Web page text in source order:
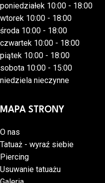
poniedziałek 10:00 - 18:00
wtorek 10:00 - 18:00
środa 10:00 - 18:00
czwartek 10:00 - 18:00
piątek 10:00 - 18:00
sobota 10:00 - 15:00
niedziela nieczynne
MAPA STRONY
O nas
Tatuaż - wyraź siebie
Piercing
Usuwanie tatuażu